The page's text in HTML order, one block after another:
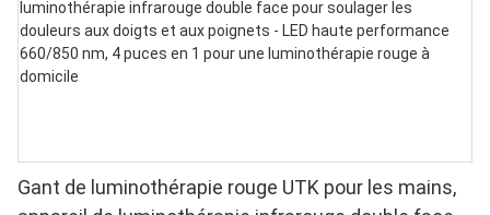
Gant de luminothérapie rouge UTK pour les mains,